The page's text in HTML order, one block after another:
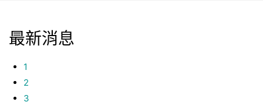
最新消息
1
2
3